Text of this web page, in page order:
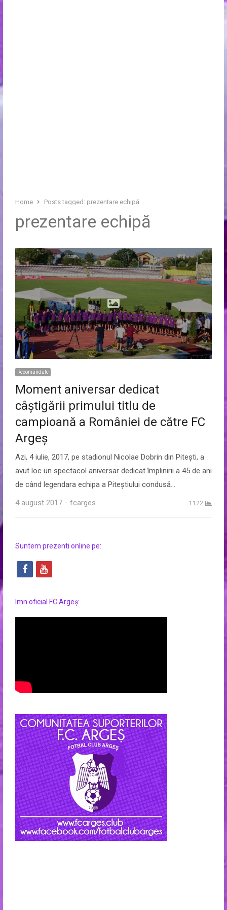
Home Posts tagged: prezentare echipă
prezentare echipă
Recomandate
Moment aniversar dedicat
câștigării primului titlu de
campioană a României de către FC
Argeș
Azi, 4 iulie, 2017, pe stadionul Nicolae Dobrin din Pitești, a
avut loc un spectacol aniversar dedicat împlinirii a 45 de ani
de când legendara echipa a Piteștiului condusă…
4 august 2017
Author
fcarges 1122
Suntem prezenti online pe:
f
c
e
k
y
u
t
Imn oficial FC Argeș: